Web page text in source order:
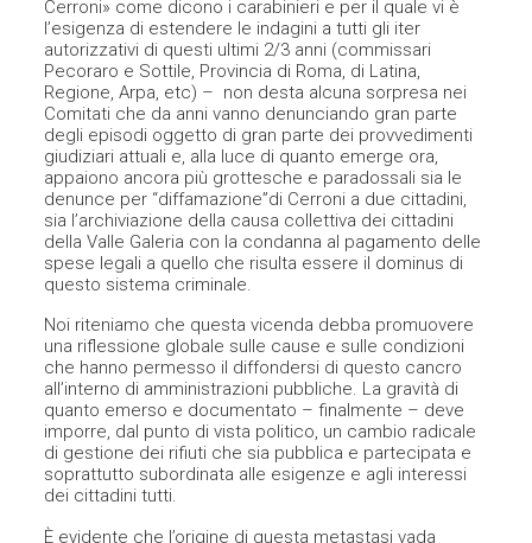
Cerroni» come dicono i carabinieri e per il quale vi è
l’esigenza di estendere le indagini a tutti gli iter
autorizzativi di questi ultimi 2/3 anni (commissari
Pecoraro e Sottile, Provincia di Roma, di Latina,
Regione, Arpa, etc) – non desta alcuna sorpresa nei
Comitati che da anni vanno denunciando gran parte
degli episodi oggetto di gran parte dei provvedimenti
giudiziari attuali e, alla luce di quanto emerge ora,
appaiono ancora più grottesche e paradossali sia le
denunce per “diffamazione”di Cerroni a due cittadini,
sia l’archiviazione della causa collettiva dei cittadini
della Valle Galeria con la condanna al pagamento delle
spese legali a quello che risulta essere il dominus di
questo sistema criminale.
Noi riteniamo che questa vicenda debba promuovere
una riflessione globale sulle cause e sulle condizioni
che hanno permesso il diffondersi di questo cancro
all’interno di amministrazioni pubbliche. La gravità di
quanto emerso e documentato – finalmente – deve
imporre, dal punto di vista politico, un cambio radicale
di gestione dei rifiuti che sia pubblica e partecipata e
soprattutto subordinata alle esigenze e agli interessi
dei cittadini tutti.
È evidente che l’origine di questa metastasi vada